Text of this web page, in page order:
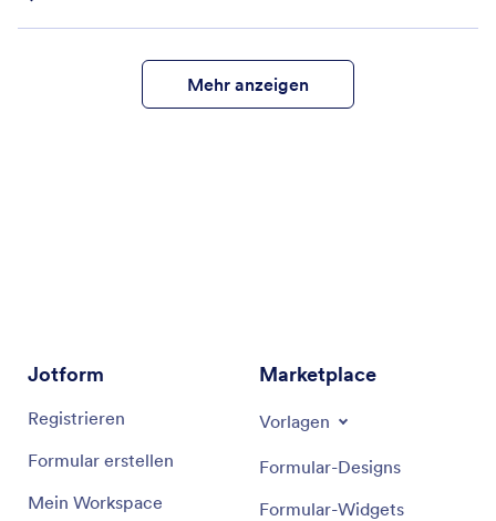
Mehr anzeigen
Jotform
Registrieren
Formular erstellen
Mein Workspace
Marketplace
Vorlagen
Formular-Designs
Formular-Widgets